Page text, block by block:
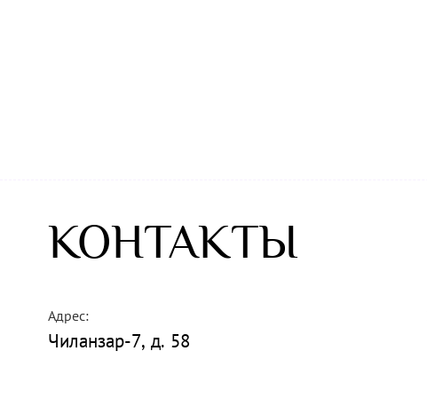
КОНТАКТЫ
Адрес:
Чиланзар-7, д. 58